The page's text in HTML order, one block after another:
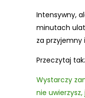
Intensywny,
minutach
za przyjemny
Przeczytaj
Wystarczy
nie